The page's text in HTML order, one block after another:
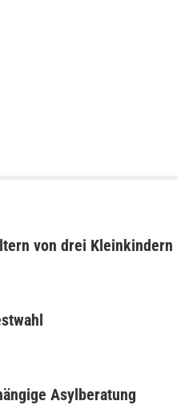
von drei Kleinkindern
Asylberatung